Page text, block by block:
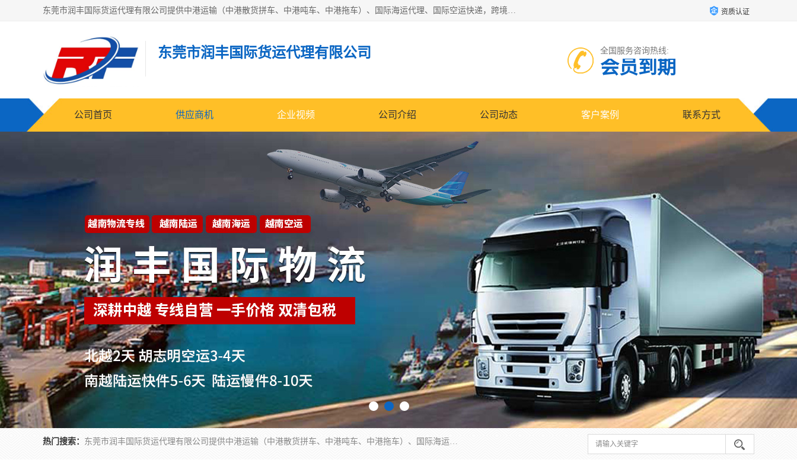
东莞市润丰国际货运代理有限公司提供中港运输（中港散货拼车、中港吨车、中港拖车）、国际海运代理、国际空运快递，跨境电商，亚马逊FBA，国内物流园服务，进出口报关，仓储，提供给客户整套运输解决方案和增值服务 资质认证
东莞市润丰国际货运代理有限公司 全国服务咨询热线:
会员到期
公司首页 供应商机 企业视频 公司介绍 公司动态 客户案例 联系方式
热门搜索： 东莞市润丰国际货运代理有限公司提供中港运输（中港散货拼车、中港吨车、中港拖车）、国际海运代理、国际空运快递，跨境电商，亚马逊FBA，国内物流园服务，进出口报关，仓储，提供给客户整套运输解决方案和增值服务